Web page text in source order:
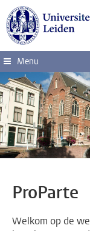
Ga direct naar de
Menu
ProParte
Welkom op de